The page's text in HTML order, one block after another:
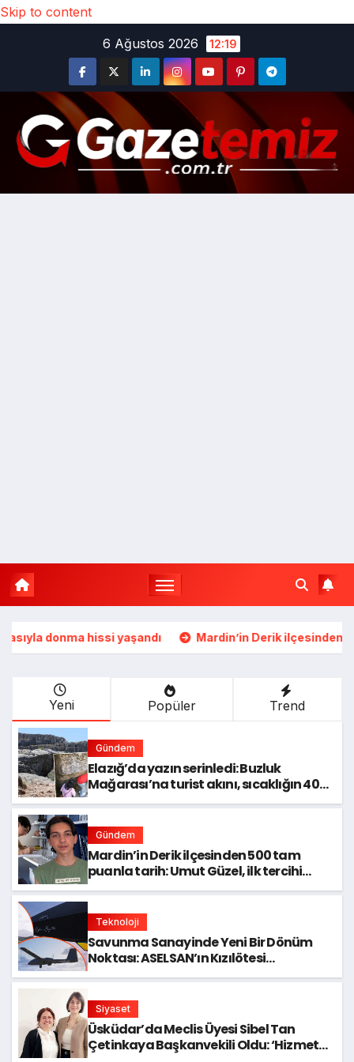
Skip to content
6 Ağustos 2026
12:19
Mardin’in Derik ilçesinden 500 tam puanla tarih:
Yeni Popüler Trend
Gündem
Elazığ’da yazın serinledi: Buzluk
Mağarası’na turist akını, sıcaklığın 40
dereceye çıkmasıyla donma hissi
Gündem
Mardin’in Derik ilçesinden 500 tam
puanla tarih: Umut Güzel, ilk tercihi
İstanbul Kabataş Lisesi’ne yerleşti
Teknoloji
Savunma Sanayinde Yeni Bir Dönüm
Noktası: ASELSAN’ın Kızılötesi
Dedektörü Neden Kritik?
Siyaset
Üsküdar’da Meclis Üyesi Sibel Tan
Çetinkaya Başkanvekili Oldu: ‘Hizmet